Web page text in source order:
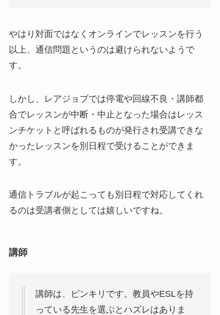
やはり対面ではなくオンラインでレッスンを行う
以上、通信問題というのは避けられないようで
す。
しかし、レアジョブでは停電や回線不良・講師都
合でレッスンが中断・中止となった場合はレッス
ンチケットと呼ばれるものが発行され受講できな
かったレッスンを別日程で受けることができま
す。
通信トラブルが起こっても別日程で対応してくれ
るのは受講者側としては嬉しいですね。
講師
講師は、ピンキリです。教員やESLを持
っている先生を選ぶとハズレはありま